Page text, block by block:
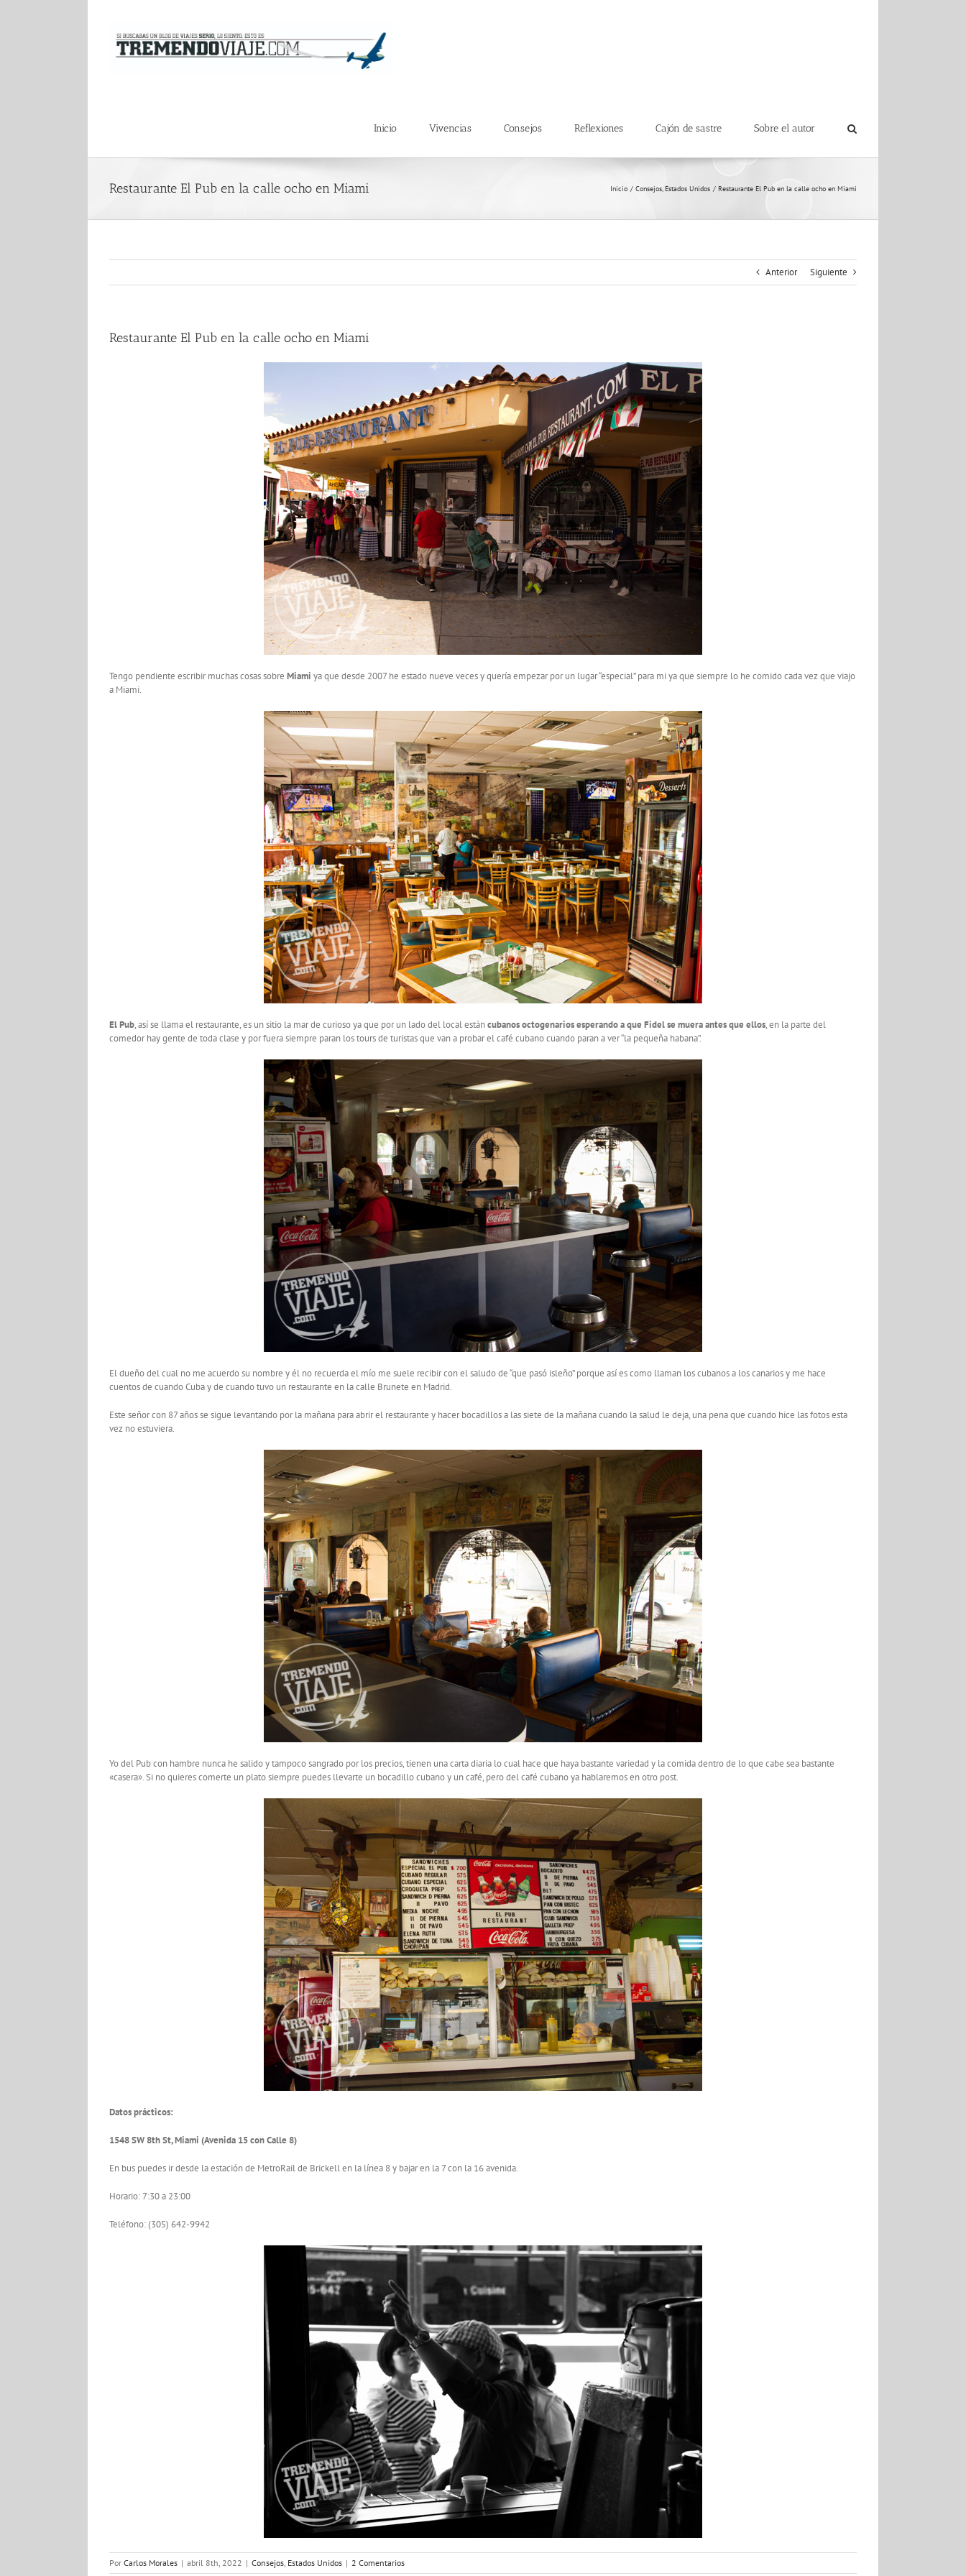
Inicio Vivencias Consejos Reflexiones Cajón de sastre Sobre el autor
Restaurante El Pub en la calle ocho en Miami Inicio Consejos Estados Unidos Restaurante El Pub en la calle ocho en Miami
Anterior Siguiente
Restaurante El Pub en la calle ocho en Miami
Tengo pendiente escribir muchas cosas sobre Miami ya que desde 2007 he estado nueve veces y quería empezar por un lugar “especial” para mi ya que siempre lo he comido cada vez que viajo
a Miami.
El Pub, así se llama el restaurante, es un sitio la mar de curioso ya que por un lado del local estáncubanos octogenarios esperando a que Fidel se muera antes que ellos, en la parte del
comedor hay gente de toda clase y por fuera siempre paran los tours de turistas que van a probar el café cubano cuando paran a ver “la pequeña habana”.
El dueño del cual no me acuerdo su nombre y él no recuerda el mío me suele recibir con el saludo de “que pasó isleño” porque así es como llaman los cubanos a los canarios y me hace
cuentos de cuando Cuba y de cuando tuvo un restaurante en la calle Brunete en Madrid.
Este señor con 87 años se sigue levantando por la mañana para abrir el restaurante y hacer bocadillos a las siete de la mañana cuando la salud le deja, una pena que cuando hice las fotos esta
vez no estuviera.
Yo del Pub con hambre nunca he salido y tampoco sangrado por los precios, tienen una carta diaria lo cual hace que haya bastante variedad y la comida dentro de lo que cabe sea bastante
«casera». Si no quieres comerte un plato siempre puedes llevarte un bocadillo cubano y un café, pero del café cubano ya hablaremos en otro post.
Datos prácticos:
1548 SW 8th St, Miami (Avenida 15 con Calle 8)
En bus puedes ir desde la estación de MetroRail de Brickell en la línea 8 y bajar en la 7 con la 16 avenida.
Horario: 7:30 a 23:00
Teléfono: (305) 642-9942
Por Carlos Morales | abril 8th, 2022 | Consejos Estados Unidos | 2 Comentarios